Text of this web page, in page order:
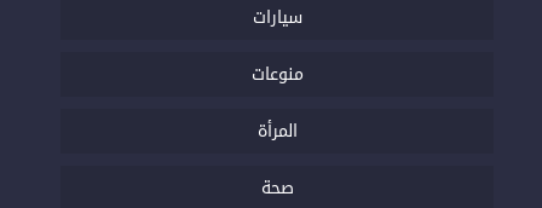
سيارات
منوعات
المرأة
صحة